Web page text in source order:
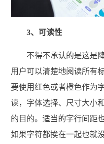
3、可读性
不得不承认的是这是降
用户可以清楚地阅读所有
要使用红色或者橙色作为
读，字体选择、尺寸大小
的目的。适当的字行间距
如果字符都挨在一起也就